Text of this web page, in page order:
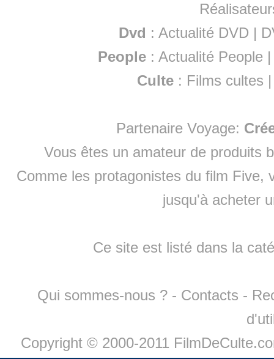
Dvd : Actualité DVD |
People :Actualité People
Culte : Films cultes
Partenaire Voyage:
Vous êtes un amateur de produits
Comme les protagonistes du film Five,
jusqu'à acheter
Ce site est listé dans la
Qui sommes-nous ? - Contacts -
Copyright © 2000-2011